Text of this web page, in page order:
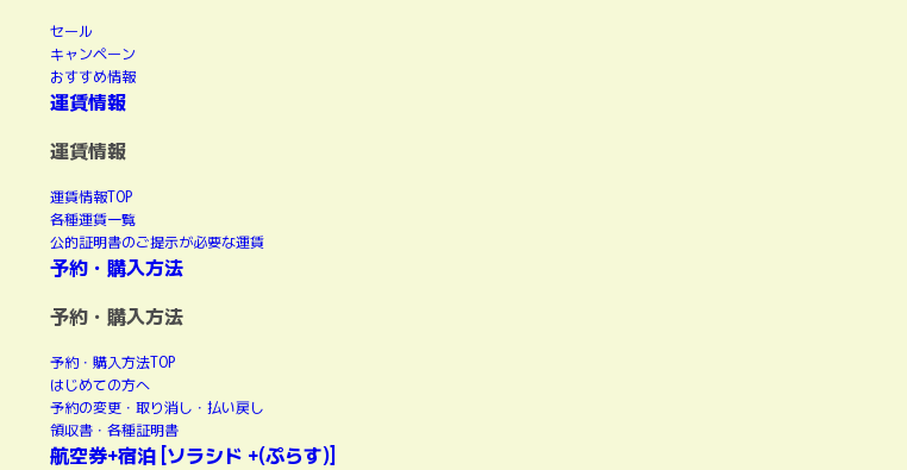
セール
キャンペーン
おすすめ情報
運賃情報
運賃情報
運賃情報TOP
各種運賃一覧
公的証明書のご提示が必要な運賃
予約・購入方法
予約・購入方法
予約・購入方法TOP
はじめての方へ
予約の変更・取り消し・払い戻し
領収書・各種証明書
航空券+宿泊 [ソラシド +(ぷらす)]